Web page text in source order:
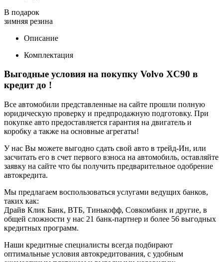
В подарок
зимняя резина
Описание
Комплектация
Выгодные условия на покупку Volvo XC90 в
кредит до !
Все автомобили представленные на сайте прошли полную
юридическую проверку и предпродажную подготовку. При
покупке авто предоставляется гарантия на двигатель и
коробку а также на основные агрегаты!
У нас Вы можете выгодно сдать свой авто в трейд-Ин, или
засчитать его в счет первого взноса на автомобиль, оставляйте
заявку на сайте что бы получить предварительное одобрение
автокредита.
Мы предлагаем воспользоваться услугами ведущих банков,
таких как:
Драйв Клик Банк, ВТБ, Тинькофф, Совкомбанк и другие, в
общей сложности у нас 21 банк-партнер и более 56 выгодных
кредитных программ.
Наши кредитные специалисты всегда подбирают
оптимальные условия автокредитования, с удобным